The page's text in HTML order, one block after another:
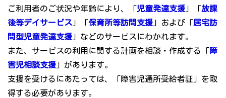
ご利用者のご状況や年齢により、「児童発達支援 」「放課
後等デイサービス 」「保育所等訪問支援 」および「居宅訪
問型児童発達支援 」などのサービスにわかれます。
また、サービスの利用に関する計画を相談・作成する「障
害児相談支援 」があります。
支援を受けるにあたっては、「障害児通所受給者証」を取
得する必要があります。